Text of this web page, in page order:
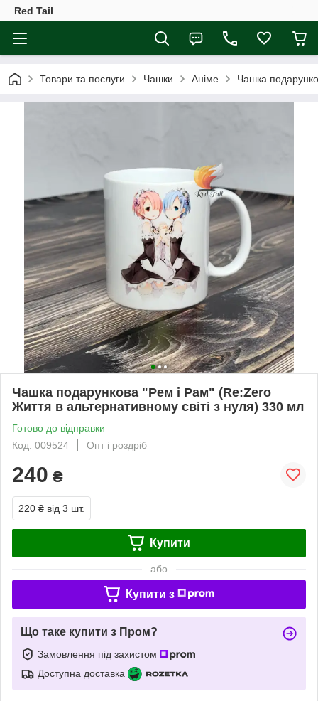
Red Tail
Товари та послуги Чашки Аніме Чашка
Чашка подарункова "Рем і Рам" (Re:Zero
Життя в альтернативному світі з нуля) 330 мл
Готово до відправки
Код: 009524
Опт і роздріб
240 ₴
220 ₴ від 3 шт.
Купити
або
Купити з
Що таке купити з Пром?
Замовлення під захистом
Доступна доставка